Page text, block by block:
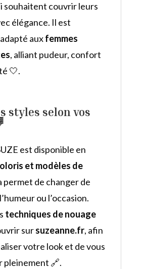
souhaitent couvrir leurs
élégance. Il est
auxfemmes
, alliant pudeur, confort
🤍.
styles selon vos
est disponible en
et modèles de
permet de changer de
ou l’occasion.
techniques de nouage
sursuzeanne.fr, afin
votre look et de vous
pleinement 🔗.